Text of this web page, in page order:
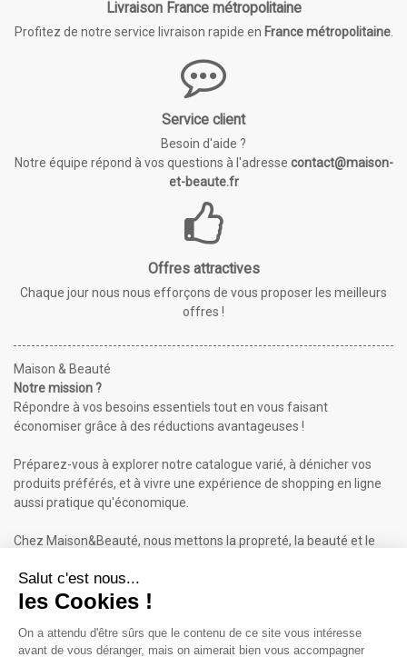
Livraison France métropolitaine
Profitez de notre service livraison rapide en France métropolitaine.
Service client
Besoin d'aide ?
Notre équipe répond à vos questions à l'adresse contact@maison-
et-beaute.fr
Offres attractives
Chaque jour nous nous efforçons de vous proposer les meilleurs
offres !
Maison & Beauté
Notre mission ?
Répondre à vos besoins essentiels tout en vous faisant
économiser grâce à des réductions avantageuses !
Préparez-vous à explorer notre catalogue varié, à dénicher vos
produits préférés, et à vivre une expérience de shopping en ligne
aussi pratique qu'économique.
Chez Maison&Beauté, nous mettons la propreté, la beauté et le
Maison & Beauté : Informations
À propos de nous
Conditions générales de vente (CGV)